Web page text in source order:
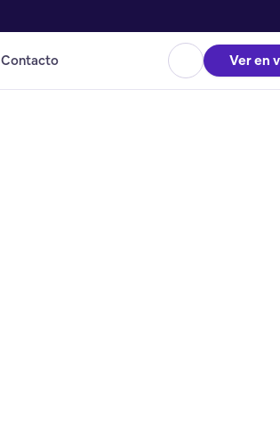
Contacto Ver en